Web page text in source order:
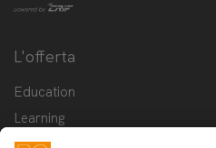
L'offerta
Education
Learning
Innovation